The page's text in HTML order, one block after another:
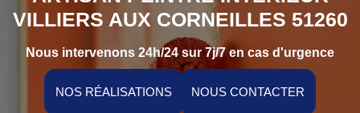
VILLIERS AUX CORNEILLES 51260
Nous intervenons 24h/24 sur 7j/7 en cas d'urgence
NOS RÉALISATIONS NOUS CONTACTER